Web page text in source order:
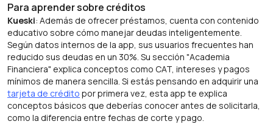
Para aprender sobre créditos
Kueski: Además de ofrecer préstamos, cuenta con contenido
educativo sobre cómo manejar deudas inteligentemente.
Según datos internos de la app, sus usuarios frecuentes han
reducido sus deudas en un 30%. Su sección "Academia
Financiera" explica conceptos como CAT, intereses y pagos
mínimos de manera sencilla. Si estás pensando en adquirir una
tarjeta de crédito por primera vez, esta app te explica
conceptos básicos que deberías conocer antes de solicitarla,
como la diferencia entre fechas de corte y pago.